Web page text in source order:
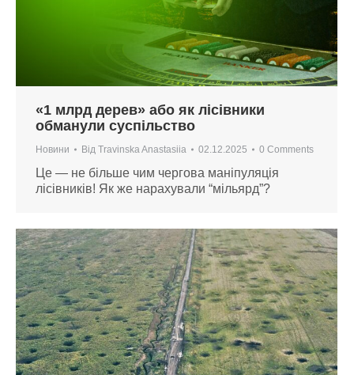
«1 млрд дерев» або як лісівники
обманули суспільство
Новини Від Travinska Anastasiia 02.12.2025 0 Comments
Це — не більше чим чергова маніпуляція
лісівників! Як же нарахували “мільярд”?